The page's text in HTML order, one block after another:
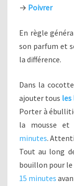
→ Poivrer
En règle
son parfum et
la différence.
Dans la
ajouter tous les
Porter à
la mousse et
minutes.
Tout au long
bouillon pour le
15 minutes